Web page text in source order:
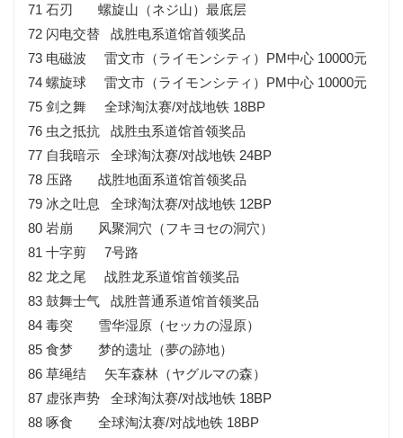
71 石刃 螺旋山（ネジ山）最底层
72 闪电交替 战胜电系道馆首领奖品
73 电磁波 雷文市（ライモンシティ）PM中心 10000元
74 螺旋球 雷文市（ライモンシティ）PM中心 10000元
75 剑之舞 全球淘汰赛/对战地铁 18BP
76 虫之抵抗 战胜虫系道馆首领奖品
77 自我暗示 全球淘汰赛/对战地铁 24BP
78 压路 战胜地面系道馆首领奖品
79 冰之吐息 全球淘汰赛/对战地铁 12BP
80 岩崩 风聚洞穴（フキヨセの洞穴）
81 十字剪 7号路
82 龙之尾 战胜龙系道馆首领奖品
83 鼓舞士气 战胜普通系道馆首领奖品
84 毒突 雪华湿原（セッカの湿原）
85 食梦 梦的遗址（夢の跡地）
86 草绳结 矢车森林（ヤグルマの森）
87 虚张声势 全球淘汰赛/对战地铁 18BP
88 啄食 全球淘汰赛/对战地铁 18BP